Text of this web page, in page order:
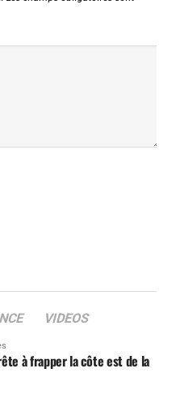
VIDEOS
à frapper la côte est de la